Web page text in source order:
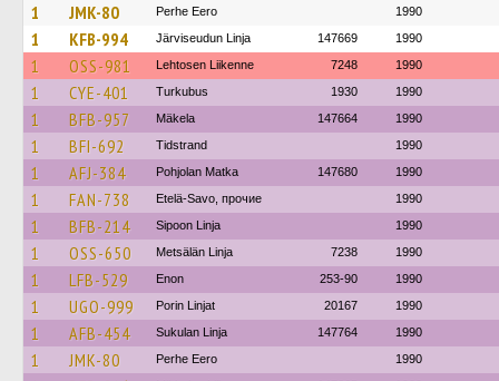
1 JMK-80 Perhe Eero 1990
1 KFB-994 Järviseudun Linja 147669 1990
1 OSS-981 Lehtosen Liikenne 7248 1990
1 CYE-401 Turkubus 1930 1990
1 BFB-957 Mäkela 147664 1990
1 BFI-692 Tidstrand 1990
1 AFJ-384 Pohjolan Matka 147680 1990
1 FAN-738 Etelä-Savo, прочие 1990
1 BFB-214 Sipoon Linja 1990
1 OSS-650 Metsälän Linja 7238 1990
1 LFB-529 Enon 253-90 1990
1 UGO-999 Porin Linjat 20167 1990
1 AFB-454 Sukulan Linja 147764 1990
1 JMK-80 Perhe Eero 1990